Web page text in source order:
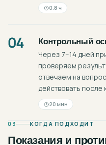
0.8 ч
04 Контрольный
Через 7–14 дней
проверяем
отвечаем на
действовать после
20 мин
03 КОГДА ПОДХОДИТ
Показания и